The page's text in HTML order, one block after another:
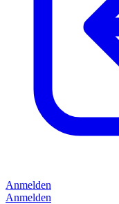
Anmelden
Anmelden